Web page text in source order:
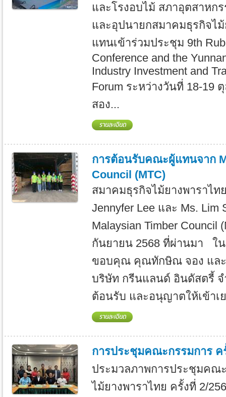
และโรงอบไม้ สภาอุตสาหก
และอุปนายกสมาคมธุรกิจไ
แทนเข้าร่วมประชุม 9th
Conference and the
Industry Investment and
Forum ระหว่างวันที่ 18-19
สอง...
การต้อนรับคณะผู้แทนจาก
Council (MTC)
สมาคมธุรกิจไม้ยางพาราไท
Jennyfer Lee และ Ms. Lim
Malaysian Timber Council
กันยายน 2568 ที่ผ่านมา ใ
ขอบคุณ คุณทักษิณ จอง แล
บริษัท กรีนแลนด์ อินดัสตรี้ จ
ต้อนรับ และอนุญาตให้เข้าเ
การประชุมคณะกรรมการ ค
ประมวลภาพการประชุมคณ
ไม้ยางพาราไทย ครั้งที่ 2/